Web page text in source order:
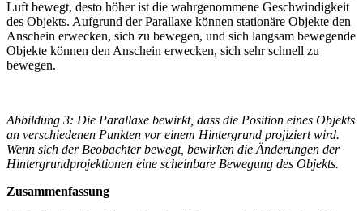
Luft bewegt, desto höher ist die wahrgenommene Geschwindigkeit
des Objekts. Aufgrund der Parallaxe können stationäre Objekte den
Anschein erwecken, sich zu bewegen, und sich langsam bewegende
Objekte können den Anschein erwecken, sich sehr schnell zu
bewegen.
Abbildung 3: Die Parallaxe bewirkt, dass die Position eines Objekts
an verschiedenen Punkten vor einem Hintergrund projiziert wird.
Wenn sich der Beobachter bewegt, bewirken die Änderungen der
Hintergrundprojektionen eine scheinbare Bewegung des Objekts.
Zusammenfassung